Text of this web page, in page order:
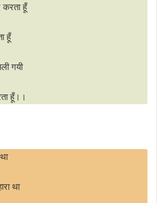
हूँ
हूँ
गयी
हूँ।।
था